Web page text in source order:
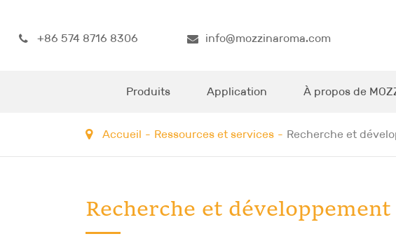
+86 574 8716 8306 info@mozzinaroma.com
Produits Application À propos de
Accueil Ressources et services Recherche et
Recherche et développement